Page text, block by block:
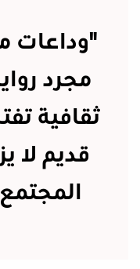
"وداعات
مجرد
ثقافية
قديم لا